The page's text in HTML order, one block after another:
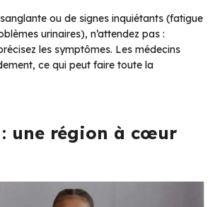
ou de signes inquiétants (fatigue
urinaires), n’attendez pas :
les symptômes. Les médecins
ce qui peut faire toute la
une région à cœur